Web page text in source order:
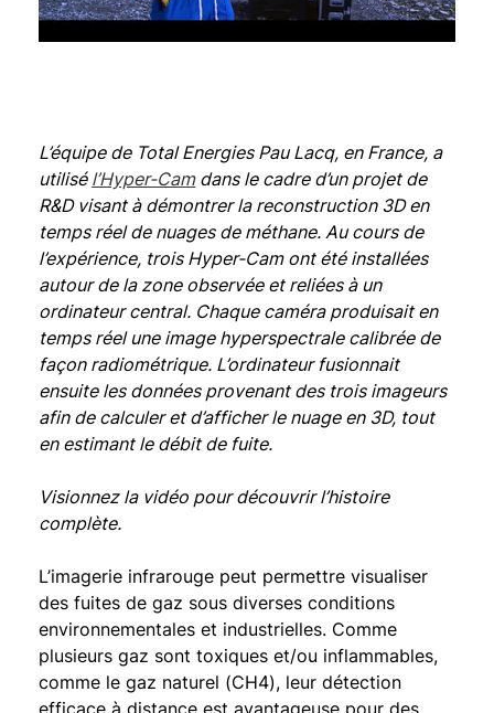
L’équipe de Total Energies Pau Lacq, en France, a
utilisé l’Hyper-Camdans le cadre d’un projet de
R&D visant à démontrer la reconstruction 3D en
temps réel de nuages de méthane. Au cours de
l’expérience, trois Hyper-Cam ont été installées
autour de la zone observée et reliées à un
ordinateur central. Chaque caméra produisait en
temps réel une image hyperspectrale calibrée de
façon radiométrique. L’ordinateur fusionnait
ensuite les données provenant des trois imageurs
afin de calculer et d’afficher le nuage en 3D, tout
en estimant le débit de fuite.
Visionnez la vidéo pour découvrir l’histoire
complète.
L’imagerie infrarouge peut permettre visualiser
des fuites de gaz sous diverses conditions
environnementales et industrielles. Comme
plusieurs gaz sont toxiques et/ou inflammables,
comme le gaz naturel (CH4), leur détection